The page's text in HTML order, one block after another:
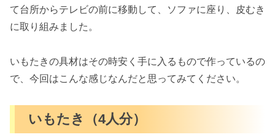
て台所からテレビの前に移動して、ソファに座り、皮むき
に取り組みました。
いもたきの具材はその時安く手に入るもので作っているの
で、今回はこんな感じなんだと思ってみてください。
いもたき（4人分）